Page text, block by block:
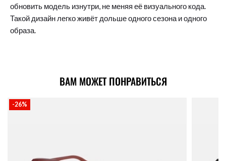
обновить модель изнутри, не меняя её визуального кода.
Такой дизайн легко живёт дольше одного сезона и одного
образа.
ВАМ МОЖЕТ ПОНРАВИТЬСЯ
-26%